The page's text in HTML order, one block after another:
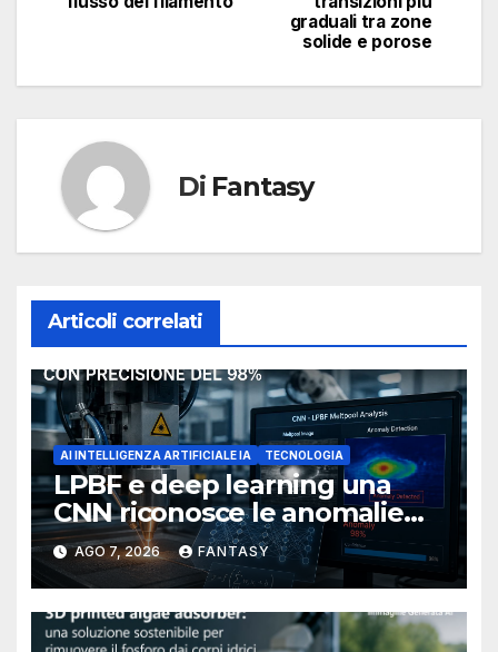
graduali tra zone
solide e porose
Di Fantasy
Articoli correlati
AI INTELLIGENZA ARTIFICIALE IA TECNOLOGIA
LPBF e deep learning una
CNN riconosce le anomalie
del bagno di fusione
AGO 7, 2026 FANTASY